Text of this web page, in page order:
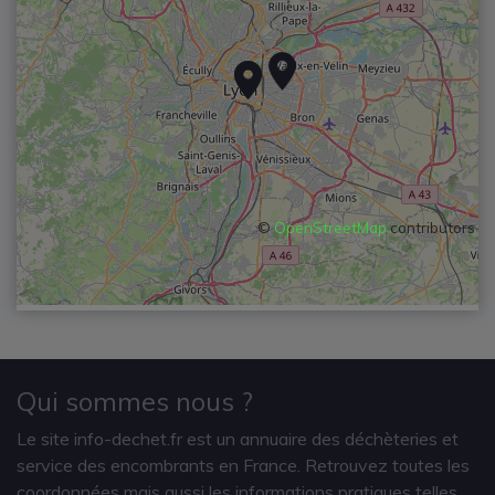
©OpenStreetMapcontributors
Qui sommes nous ?
Le site info-dechet.fr est un annuaire des déchèteries et
service des encombrants en France. Retrouvez toutes les